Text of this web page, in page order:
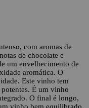
com aromas de
de chocolate e
um envelhecimento de
aromática. O
Este vinho tem
potentes. É um vinho
O final é longo,
vinho bem equilibrado.